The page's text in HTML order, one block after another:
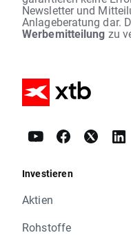
Newsletter und
Anlageberatung dar.
Werbemitteilung zu
Investieren
Aktien
Rohstoffe